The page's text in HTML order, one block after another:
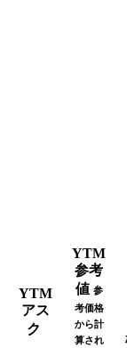
YTM
アス
ク
YTM
参考
値 参
考価格
から計
算され